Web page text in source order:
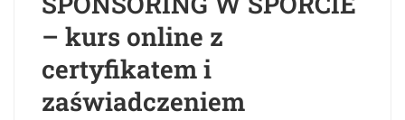
– kurs online z
certyfikatem i
zaświadczeniem